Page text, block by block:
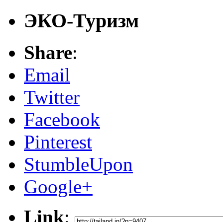
ЭКО-Туризм
Share:
Email
Twitter
Facebook
Pinterest
StumbleUpon
Google+
Link: